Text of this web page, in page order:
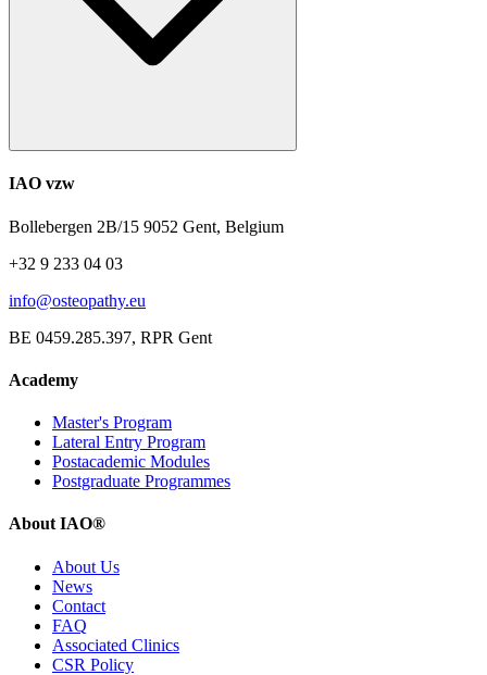
IAO vzw
Bollebergen 2B/15 9052 Gent, Belgium
+32 9 233 04 03
info@osteopathy.eu
BE 0459.285.397, RPR Gent
Academy
Master's Program
Lateral Entry Program
Postacademic Modules
Postgraduate Programmes
About IAO®
About Us
News
Contact
FAQ
Associated Clinics
CSR Policy